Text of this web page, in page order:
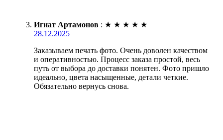
Игнат Артамонов : ★ ★ ★ ★ ★
28.12.2025
Заказываем печать фото. Очень доволен качеством
и оперативностью. Процесс заказа простой, весь
путь от выбора до доставки понятен. Фото пришло
идеально, цвета насыщенные, детали четкие.
Обязательно вернусь снова.